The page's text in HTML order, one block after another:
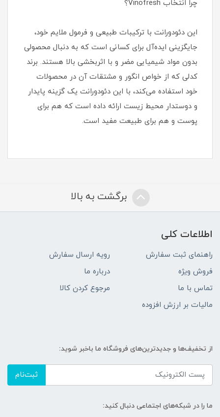
چرا انتخاب Vinofresh؟
این دئودورانت با ترکیبات طبیعی و فرمول ملایم خود،
جایگزینی ایده‌آل برای کسانی است که به دنبال محصولی
بدون مواد شیمیایی مضر و با اثربخشی بالا هستند. برند
کدلی که از خواص انگور و مشتقات آن در محصولات
خود استفاده می‌کند، با این دئودورانت یک گزینه پایدار
و دوستدار محیط زیست ارائه داده است که هم برای
پوست و هم برای طبیعت مفید است.
برگشت به بالا
اطلاعات کلی
راهنمای ثبت سفارش
رویه ارسال سفارش
فروش ویژه
درباره ما
تماس با ما
مرجوع کردن کالا
مالیات بر ارزش افزوده
از تخفیف‌ها و جدیدترین‌های فروشگاه ما باخبر شوید:
ثبت‌نام
ما را در شبکه‌های اجتماعی دنبال کنید: